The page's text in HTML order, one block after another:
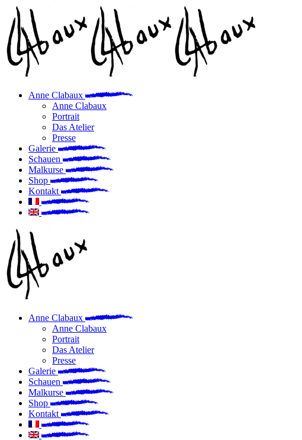
Skip
the
content
Anne Clabaux
Anne Clabaux
Portrait
Das Atelier
Presse
Galerie
Schauen
Malkurse
Shop
Kontakt
Anne Clabaux
Anne Clabaux
Portrait
Das Atelier
Presse
Galerie
Schauen
Malkurse
Shop
Kontakt